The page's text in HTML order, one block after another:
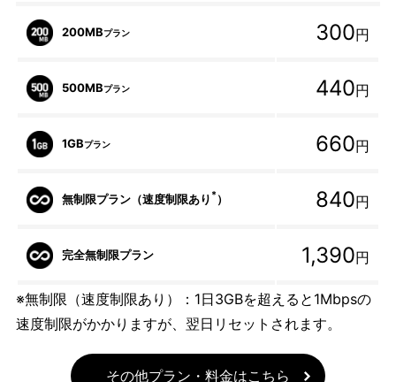
200MBプラン 300円
500MBプラン 440円
1GBプラン 660円
無制限プラン（速度制限あり * ） 840円
完全無制限プラン 1,390円
※無制限（速度制限あり）：1日3GBを超えると1Mbpsの
速度制限がかかりますが、翌日リセットされます。
その他プラン・料金はこちら